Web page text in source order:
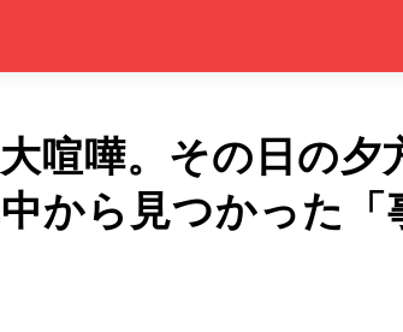
喧嘩。その日の夕
から見つかった